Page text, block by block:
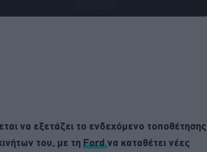
να εξετάζει το ενδεχόμενο τοποθέτησης
του, με τη Ford να καταθέτει νέες